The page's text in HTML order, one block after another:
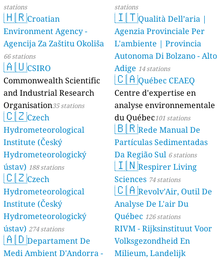
stations
🇭🇷Croatian
Environment Agency -
Agencija Za Zaštitu Okoliša
66 stations
🇦🇺CSIRO
Commonwealth Scientific
and Industrial Research
Organisation35 stations
🇨🇿Czech
Hydrometeorological
Institute (Český
Hydrometeorologický
ústav) 188 stations
🇨🇿Czech
Hydrometeorological
Institute (Český
Hydrometeorologický
ústav) 274 stations
🇦🇩Departament De
Medi Ambient D'Andorra -
stations
🇮🇹Qualità Dell’aria |
Agenzia Provinciale Per
L'ambiente | Provincia
Autonoma Di Bolzano - Alto
Adige 14 stations
🇨🇦Québec CEAEQ
Centre d'expertise en
analyse environnementale
du Québec101 stations
🇧🇷Rede Manual De
Partículas Sedimentadas
Da Região Sul 6 stations
🇮🇳Respirer Living
Sciences 74 stations
🇨🇦Revolv'Air, Outil De
Analyse De L'air Du
Québec 126 stations
RIVM - Rijksinstituut Voor
Volksgezondheid En
Milieum, Landelijk